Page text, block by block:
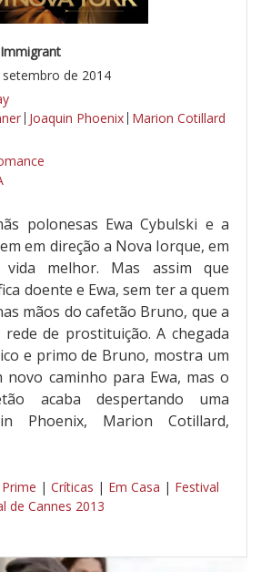
de 2014
Joaquin Phoenix Marion Cotillard
polonesas Ewa Cybulski e a
em direção a Nova Iorque, em
melhor. Mas assim que
doente e Ewa, sem ter a quem
mãos do cafetão Bruno, que a
de prostituição. A chegada
e primo de Bruno, mostra um
caminho para Ewa, mas o
acaba despertando uma
Phoenix, Marion Cotillard,
| Críticas | Em Casa | Festival
de Cannes 2013